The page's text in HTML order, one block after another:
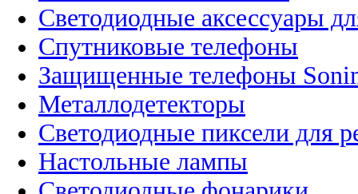
Светодиодные аксессуары
Спутниковые телефоны
Защищенные телефоны
Металлодетекторы
Светодиодные пиксели для
Настольные лампы